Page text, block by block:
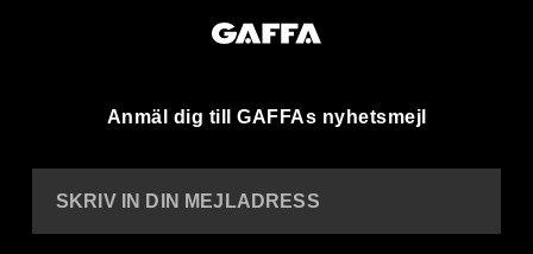
Anmäl dig till GAFFAs nyhetsmejl
SKRIV IN DIN MEJLADRESS